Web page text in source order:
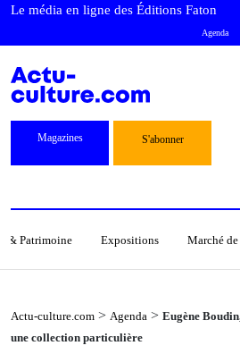
Le média en ligne des Éditions Faton
Agenda
Magazines S'abonner
& Patrimoine Expositions Marché de
Actu-culture.com > Agenda > Eugène
une collection particulière